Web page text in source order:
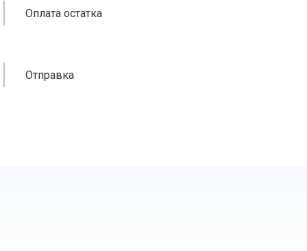
Оплата остатка
Отправка